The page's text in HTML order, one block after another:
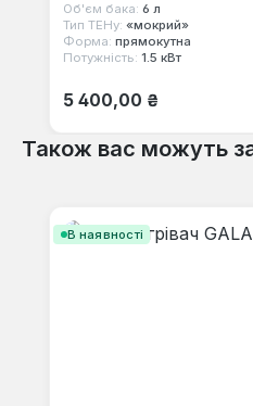
Об'єм бака: 6 л
Тип ТЕНу: «мокрий»
Форма: прямокутна
Потужність: 1.5 кВт
Звичайна ціна:
5 400,00 ₴
Також вас можуть
В наявності